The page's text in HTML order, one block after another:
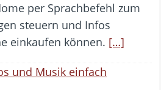
per Sprachbefehl zum
steuern und Infos
einkaufen können. […]